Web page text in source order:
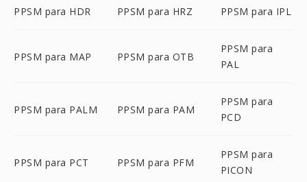
PPSM para HDR PPSM para HRZ PPSM para IPL
PPSM para MAP PPSM para OTB
PPSM para
PAL
PPSM para PALM PPSM para PAM
PPSM para
PCD
PPSM para PCT PPSM para PFM
PPSM para
PICON